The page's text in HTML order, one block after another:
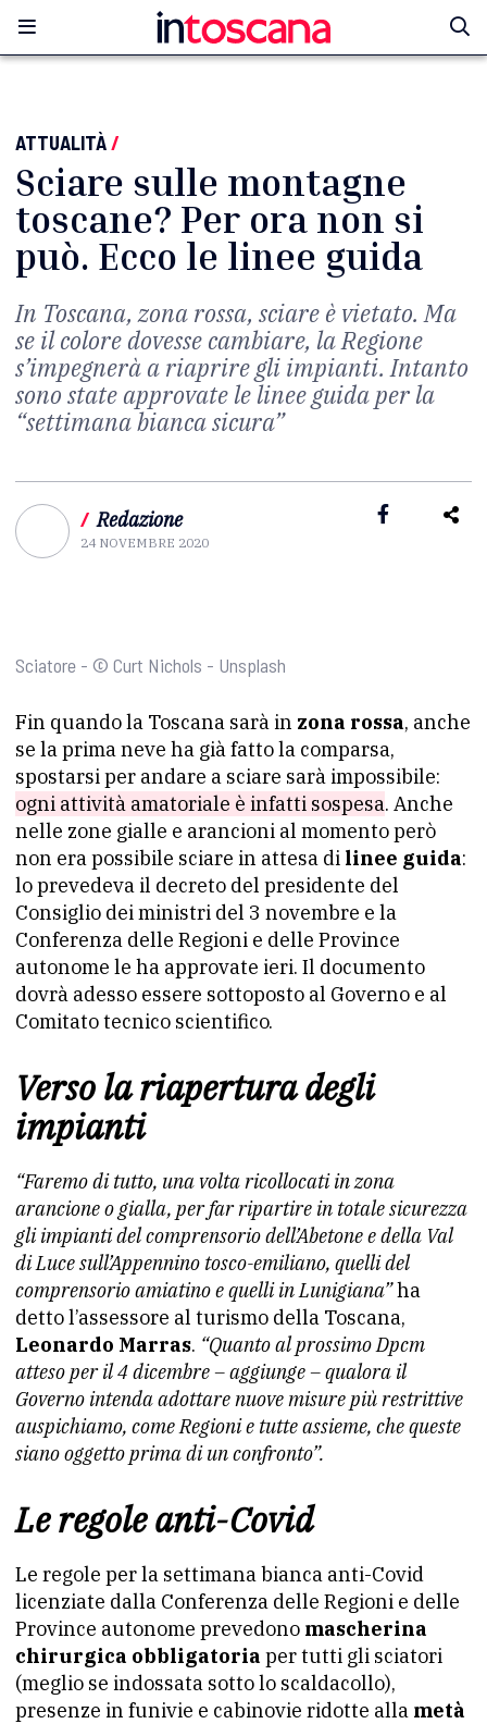
ATTUALITÀ/
Sciare sulle montagne
toscane? Per ora non si
può. Ecco le linee guida
In Toscana, zona rossa, sciare è vietato. Ma
se il colore dovesse cambiare, la Regione
s’impegnerà a riaprire gli impianti. Intanto
sono state approvate le linee guida per la
“settimana bianca sicura”
/ Redazione
24 NOVEMBRE 2020
Sciatore - © Curt Nichols - Unsplash
Fin quando la Toscana sarà in zona rossa, anche
se la prima neve ha già fatto la comparsa,
spostarsi per andare a sciare sarà impossibile:
ogni attività amatoriale è infatti sospesa. Anche
nelle zone gialle e arancioni al momento però
non era possibile sciare in attesa di linee guida:
lo prevedeva il decreto del presidente del
Consiglio dei ministri del 3 novembre e la
Conferenza delle Regioni e delle Province
autonome le ha approvate ieri. Il documento
dovrà adesso essere sottoposto al Governo e al
Comitato tecnico scientifico.
Verso la riapertura degli
impianti
“Faremo di tutto, una volta ricollocati in zona
arancione o gialla, per far ripartire in totale sicurezza
gli impianti del comprensorio dell’Abetone e della Val
di Luce sull’Appennino tosco-emiliano, quelli del
comprensorio amiatino e quelli in Lunigiana”ha
detto l’assessore al turismo della Toscana,
Leonardo Marras. “Quanto al prossimo Dpcm
atteso per il 4 dicembre – aggiunge – qualora il
Governo intenda adottare nuove misure più restrittive
auspichiamo, come Regioni e tutte assieme, che queste
siano oggetto prima di un confronto”.
Le regole anti-Covid
Le regole per la settimana bianca anti-Covid
licenziate dalla Conferenza delle Regioni e delle
Province autonome prevedono mascherina
chirurgica obbligatoria per tutti gli sciatori
(meglio se indossata sotto lo scaldacollo),
presenze in funivie e cabinovie ridotte alla metà